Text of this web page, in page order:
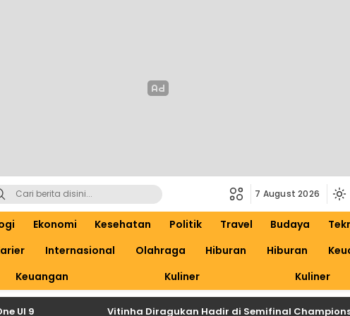
7 August 2026
Ekonomi Kesehatan Politik Travel Budaya
Internasional Olahraga Hiburan Hiburan
Keuangan Kuliner Kuliner
Vitinha Diragukan Hadir di Semifinal Champions